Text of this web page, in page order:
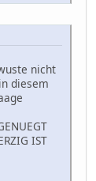
nicht
diesem
IST